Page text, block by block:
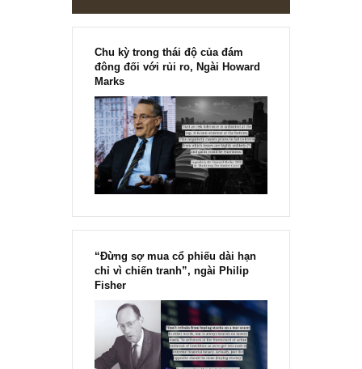
Chúc ấn phẩm ngày càng phổ biến!
[Ấn phẩm kỳ 82], 36/36 trang,
chính thức phát hành!!